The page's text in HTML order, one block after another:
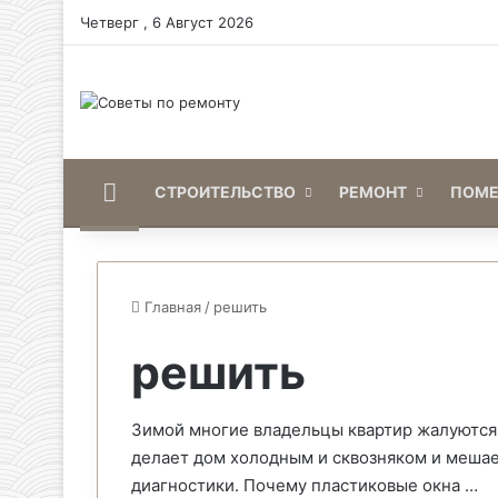
Четверг , 6 Август 2026
HomeСТРОИТЕЛЬСТВО РЕМОНТ
Главная / решить
решить
Зимой многие владельцы квартир
делает дом холодным и сквозняком и
диагностики. Почему пластиковые окна …